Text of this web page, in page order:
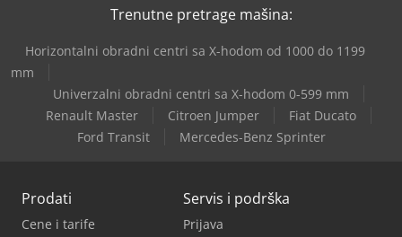
Trenutne pretrage mašina:
Horizontalni obradni centri sa X-hodom od 1000 do 1199
mm
Univerzalni obradni centri sa X-hodom 0-599 mm
Renault Master
Citroen Jumper
Fiat Ducato
Ford Transit
Mercedes-Benz Sprinter
Prodati
Cene i tarife
Servis i podrška
Prijava